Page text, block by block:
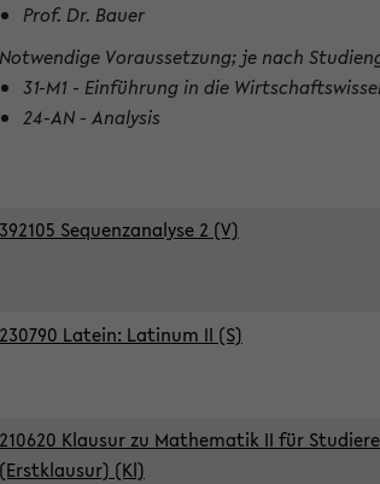
Prof. Dr. Bauer
Notwendige Voraussetzung; je nach
31-M1 - Einführung in die
24-AN - Analysis
392105 Sequenzanalyse 2 (V)
230790 Latein: Latinum II (S)
210620 Klausur zu Mathematik II für
(Erstklausur) (Kl)